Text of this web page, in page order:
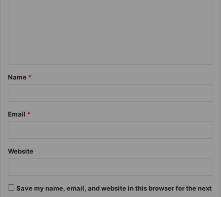
Name *
Email *
Website
Save my name, email, and website in this browser for the next